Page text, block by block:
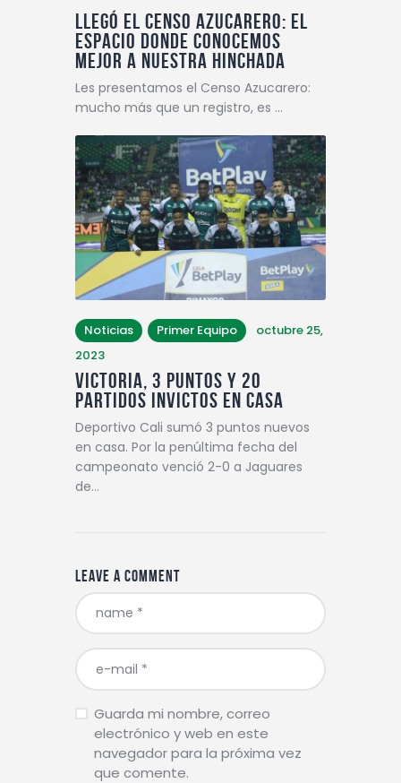
Llegó el Censo Azucarero: el
espacio donde conocemos
mejor a nuestra hinchada
Les presentamos el Censo Azucarero:
mucho más que un registro, es …
Noticias Primer Equipo
octubre 25,
2023
VICTORIA, 3 PUNTOS Y 20
PARTIDOS INVICTOS EN CASA
Deportivo Cali sumó 3 puntos nuevos
en casa. Por la penúltima fecha del
campeonato venció 2-0 a Jaguares
de…
Leave a comment
Guarda mi nombre, correo
electrónico y web en este
navegador para la próxima vez
que comente.